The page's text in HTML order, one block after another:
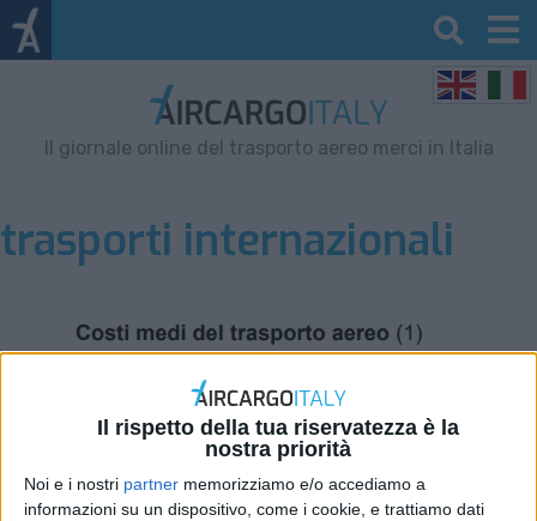
Il rispetto della tua riservatezza è la
nostra priorità
Noi e i nostri partner memorizziamo e/o accediamo a
informazioni su un dispositivo, come i cookie, e trattiamo dati
Il giornale online del trasporto aereo merci in Italia
trasporti internazionali